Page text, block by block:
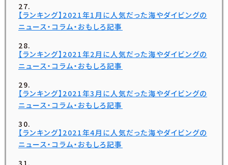
【ランキング】2021年1月に人気だった海やダイビングの
ニュース・コラム・おもしろ記事
【ランキング】2021年2月に人気だった海やダイビングの
ニュース・コラム・おもしろ記事
【ランキング】2021年3月に人気だった海やダイビングの
ニュース・コラム・おもしろ記事
【ランキング】2021年4月に人気だった海やダイビングの
ニュース・コラム・おもしろ記事